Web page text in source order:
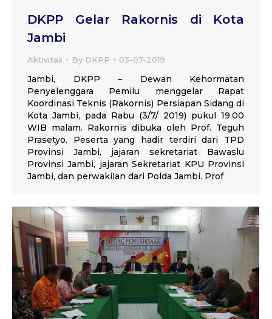
DKPP Gelar Rakornis di Kota
Jambi
Aktivitas By DKPP 03-07-2019
Jambi, DKPP – Dewan Kehormatan
Penyelenggara Pemilu menggelar Rapat
Koordinasi Teknis (Rakornis) Persiapan Sidang di
Kota Jambi, pada Rabu (3/7/ 2019) pukul 19.00
WIB malam. Rakornis dibuka oleh Prof. Teguh
Prasetyo. Peserta yang hadir terdiri dari TPD
Provinsi Jambi, jajaran sekretariat Bawaslu
Provinsi Jambi, jajaran Sekretariat KPU Provinsi
Jambi, dan perwakilan dari Polda Jambi. Prof